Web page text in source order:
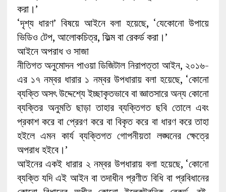
করা।’
‘দৃশ্য ধারণ’ বিষয়ে আইনে বলা হয়েছে, ‘যেকোনো উপায়ে
ভিডিও টেপ, আলোকচিত্র, ফিল্ম বা রেকর্ড করা।’
আইনে অপরাধ ও সাজা
নীতিগত অনুমোদন পাওয়া ডিজিটাল নিরাপত্তা আইন, ২০১৬-
এর ১৭ নম্বর ধারার ১ নম্বর উপধারায় বলা হয়েছে, ‘কোনো
ব্যক্তি অসৎ উদ্দেশ্যে ইচ্ছাকৃতভাবে বা জ্ঞাতসারে অন্য কোনো
ব্যক্তির অনুমতি ছাড়া তাহার ব্যক্তিগত ছবি তোলে এবং
প্রকাশ করে বা প্রেরণ করে বা বিকৃত করে বা ধারণ করে তাহা
হইলে এমন কার্য ব্যক্তিগত গোপনীয়তা লঙ্ঘনের ক্ষেত্রে
অপরাধ হইবে।’
আইনের একই ধারার ২ নম্বর উপধারায় বলা হয়েছে, ‘কোনো
ব্যক্তি যদি এই আইন বা তদাধীন প্রণীত বিধি বা প্রবিধানের